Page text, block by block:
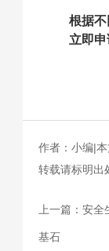
根据
立即
作者：小编|
转载请标明出
上一篇： 安全
基石